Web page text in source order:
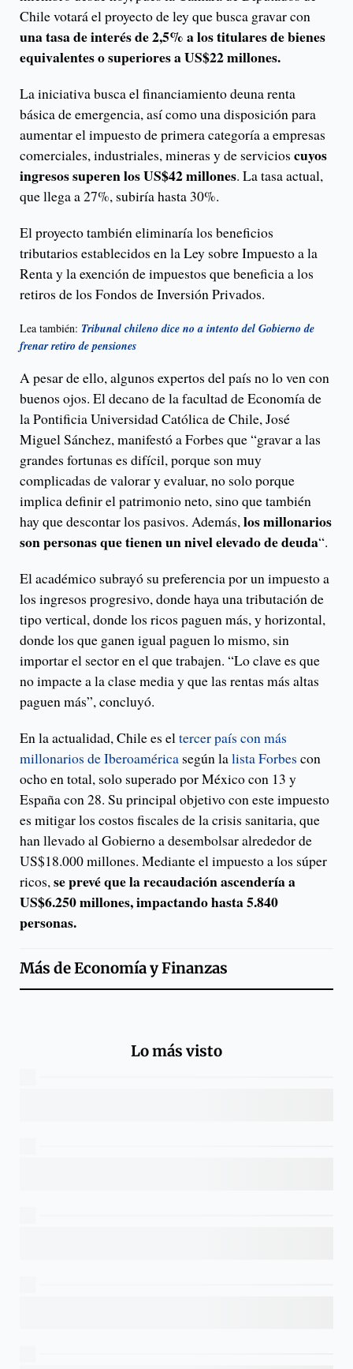
Chile votará el proyecto de ley que busca gravar con
una tasa de interés de 2,5% a los titulares de bienes
equivalentes o superiores a US$22 millones.
La iniciativa busca el financiamiento deuna renta
básica de emergencia, así como una disposición para
aumentar el impuesto de primera categoría a empresas
comerciales, industriales, mineras y de servicios cuyos
ingresos superen los US$42 millones. La tasa actual,
que llega a 27%, subiría hasta 30%.
El proyecto también eliminaría los beneficios
tributarios establecidos en la Ley sobre Impuesto a la
Renta y la exención de impuestos que beneficia a los
retiros de los Fondos de Inversión Privados.
Lea también: Tribunal chileno dice no a intento del Gobierno de
frenar retiro de pensiones
A pesar de ello, algunos expertos del país no lo ven con
buenos ojos. El decano de la facultad de Economía de
la Pontificia Universidad Católica de Chile, José
Miguel Sánchez, manifestó a Forbes que “gravar a las
grandes fortunas es difícil, porque son muy
complicadas de valorar y evaluar, no solo porque
implica definir el patrimonio neto, sino que también
hay que descontar los pasivos. Además,los millonarios
son personas que tienen un nivel elevado de deuda“.
El académico subrayó su preferencia por un impuesto a
los ingresos progresivo, donde haya una tributación de
tipo vertical, donde los ricos paguen más, y horizontal,
donde los que ganen igual paguen lo mismo, sin
importar el sector en el que trabajen. “Lo clave es que
no impacte a la clase media y que las rentas más altas
paguen más”, concluyó.
En la actualidad, Chile es eltercer país con más
millonarios de Iberoamérica según lalista Forbes con
ocho en total, solo superado por México con 13 y
España con 28. Su principal objetivo con este impuesto
es mitigar los costos fiscales de la crisis sanitaria, que
han llevado al Gobierno a desembolsar alrededor de
US$18.000 millones. Mediante el impuesto a los súper
ricos,se prevé que la recaudación ascendería a
US$6.250 millones, impactando hasta 5.840
personas.
Más deEconomía y Finanzas
Lo más visto